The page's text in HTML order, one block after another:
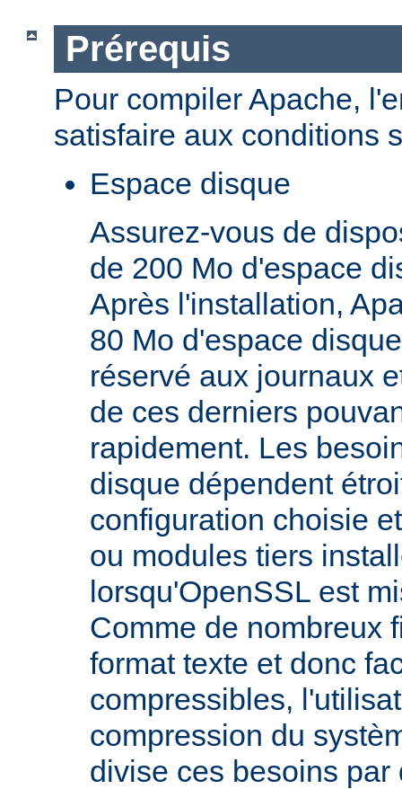
Prérequis
Pour compiler Apache,
satisfaire aux conditions
Espace disque
Assurez-vous de
de 200 Mo d'espace
Après l'installation,
80 Mo d'espace
réservé aux journaux
de ces derniers
rapidement. Les
disque dépendent
configuration choisie
ou modules tiers
lorsqu'OpenSSL est
Comme de nombreux
format texte et donc
compressibles,
compression du
divise ces besoins par